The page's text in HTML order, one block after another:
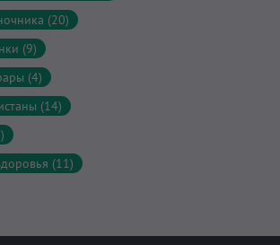
(20)
(9)
(4)
(14)
(11)